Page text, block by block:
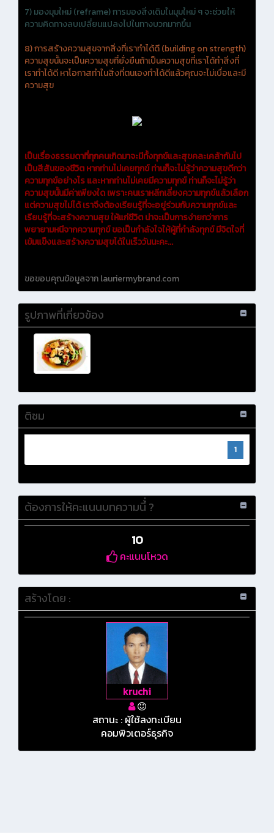
7) มองมุมใหม่ (reframe) การมองสิ่งเดิมในมุมใหม่ ๆ จะช่วยให้
ความคิดทางลบเปลี่ยนแปลงไปในทางบวกมากขึ้น
8) การสร้างความสุขจากสิ่งที่เราทำได้ดี (building on strength)
ความสุขนั้นจะเป็นความสุขที่ยั่งยืนถ้าเป็นความสุขที่เราได้ทำสิ่งที่
เราทำได้ดี หาโอกาสทำในสิ่งที่ตนเองทำได้ดีแล้วคุณจะไม่เบื่อและมี
ความสุข
เป็นเรื่องธรรมดาที่ทุกคนเกิดมาจะมีทั้งทุกข์และสุขคละเคล้ากันไป
เป็นสีสันของชีวิต หากท่านไม่เคยทุกข์ ท่านก็จะไม่รู้ว่าความสุขดีกว่า
ความทุกข์อย่างไร และหากท่านไม่เคยมีความทุกข์ ท่านก็จะไม่รู้ว่า
ความสุขนั้นมีค่าเพียงใด เพราะคนเราหลีกเลี่ยงความทุกข์แล้วเลือก
แต่ความสุขไม่ได้ เราจึงต้องเรียนรู้ที่จะอยู่ร่วมกับความทุกข์และ
เรียนรู้ที่จะสร้างความสุข ให้แก่ชีวิต น่าจะเป็นการง่ายกว่าการ
พยายามหนีจากความทุกข์ ขอเป็นกำลังใจให้ผู้ที่กำลังทุกข์ มีจิตใจที่
เข้มแข็งและสร้างความสุขได้ในเร็ววันนะคะ...
ขอขอบคุณข้อมูลจาก lauriermybrand.com
รูปภาพที่เกี่ยวข้อง
ติชม
1
ต้องการให้คะแนนบทความนี้่ ?
10
คะแนนโหวด
สร้างโดย :
kruchi
สถานะ : ผู้ใช้ลงทะเบียน
คอมพิวเตอร์ธุรกิจ